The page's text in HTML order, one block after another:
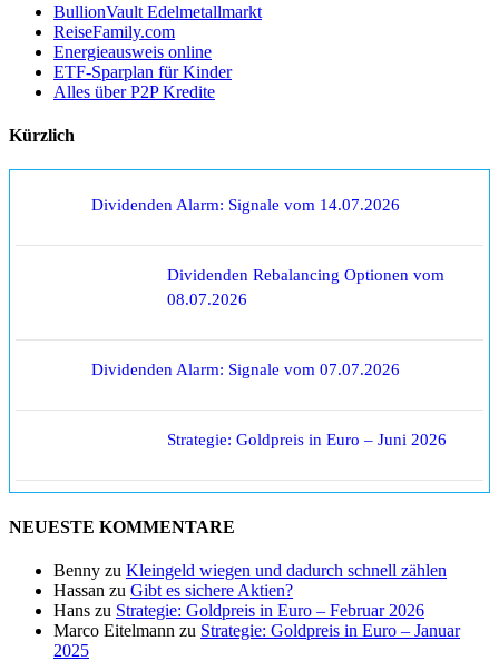
BullionVault Edelmetallmarkt
ReiseFamily.com
Energieausweis online
ETF-Sparplan für Kinder
Alles über P2P Kredite
Kürzlich
Dividenden Alarm: Signale vom 14.07.2026
Dividenden Rebalancing Optionen vom
08.07.2026
Dividenden Alarm: Signale vom 07.07.2026
Strategie: Goldpreis in Euro – Juni 2026
NEUESTE KOMMENTARE
Benny zu Kleingeld wiegen und dadurch schnell zählen
Hassan zu Gibt es sichere Aktien?
Hans zu Strategie: Goldpreis in Euro – Februar 2026
Marco Eitelmann zu Strategie: Goldpreis in Euro – Januar
2025